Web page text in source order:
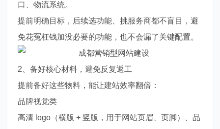
口、物流系统。
提前明确目标，后续选功能、挑服务商都不盲目，避
免花冤枉钱加没必要的功能，也不会漏了关键配置。
2、备好核心材料，避免反复返工
提前备好这些物料，能让建站效率翻倍：
品牌视觉类
高清 logo（横版 + 竖版，用于网站页眉、页脚）、品